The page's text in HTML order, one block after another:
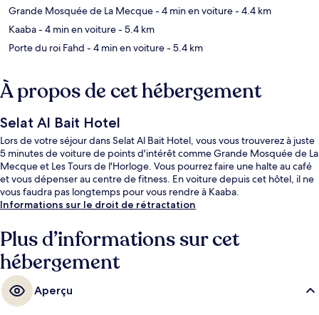
Grande Mosquée de La Mecque- 4 min en voiture- 4.4 km
Kaaba- 4 min en voiture- 5.4 km
Porte du roi Fahd - 4 min en voiture- 5.4 km
À propos de cet hébergement
Selat Al Bait Hotel
Lors de votre séjour dans Selat Al Bait Hotel, vous vous trouverez à juste
5 minutes de voiture de points d'intérêt comme Grande Mosquée de La
Mecque et Les Tours de l'Horloge. Vous pourrez faire une halte au café
et vous dépenser au centre de fitness. En voiture depuis cet hôtel, il ne
vous faudra pas longtemps pour vous rendre à Kaaba.
Informations sur le droit de rétractation
Plus d’informations sur cet
hébergement
Aperçu